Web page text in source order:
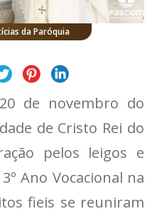
da Paróquia
de novembro do
de Cristo Rei do
pelos leigos e
Ano Vocacional na
fieis se reuniram